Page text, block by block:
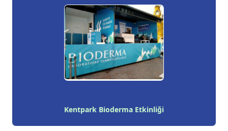
Kentpark Bioderma Etkinliği